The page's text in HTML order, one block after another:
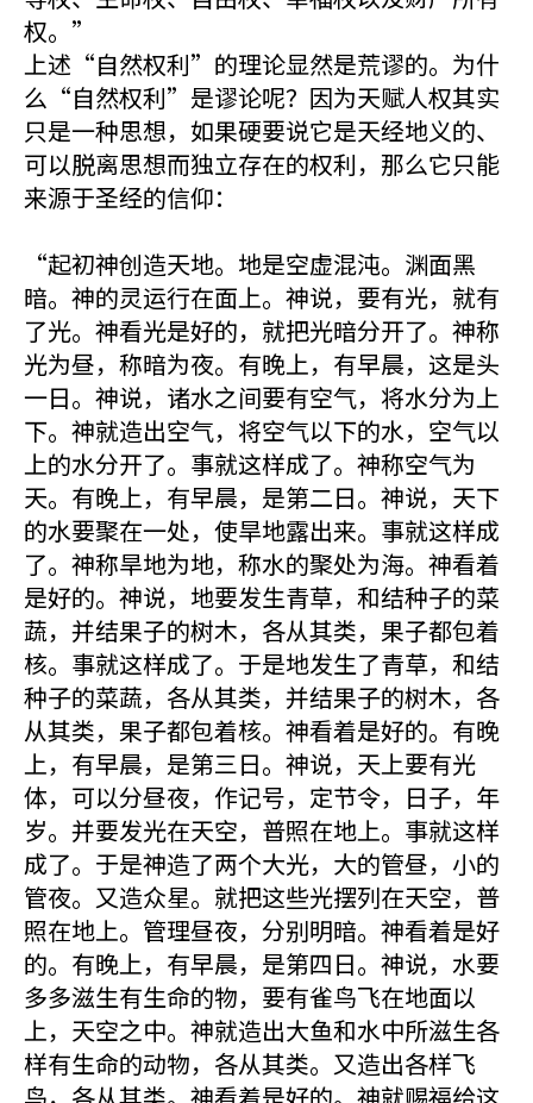
权。”
上述“自然权利”的理论显然是荒谬的。为什
么“自然权利”是谬论呢？因为天赋人权其实
只是一种思想，如果硬要说它是天经地义的、
可以脱离思想而独立存在的权利，那么它只能
来源于圣经的信仰：
“起初神创造天地。地是空虚混沌。渊面黑
暗。神的灵运行在面上。神说，要有光，就有
了光。神看光是好的，就把光暗分开了。神称
光为昼，称暗为夜。有晚上，有早晨，这是头
一日。神说，诸水之间要有空气，将水分为上
下。神就造出空气，将空气以下的水，空气以
上的水分开了。事就这样成了。神称空气为
天。有晚上，有早晨，是第二日。神说，天下
的水要聚在一处，使旱地露出来。事就这样成
了。神称旱地为地，称水的聚处为海。神看着
是好的。神说，地要发生青草，和结种子的菜
蔬，并结果子的树木，各从其类，果子都包着
核。事就这样成了。于是地发生了青草，和结
种子的菜蔬，各从其类，并结果子的树木，各
从其类，果子都包着核。神看着是好的。有晚
上，有早晨，是第三日。神说，天上要有光
体，可以分昼夜，作记号，定节令，日子，年
岁。并要发光在天空，普照在地上。事就这样
成了。于是神造了两个大光，大的管昼，小的
管夜。又造众星。就把这些光摆列在天空，普
照在地上。管理昼夜，分别明暗。神看着是好
的。有晚上，有早晨，是第四日。神说，水要
多多滋生有生命的物，要有雀鸟飞在地面以
上，天空之中。神就造出大鱼和水中所滋生各
样有生命的动物，各从其类。又造出各样飞